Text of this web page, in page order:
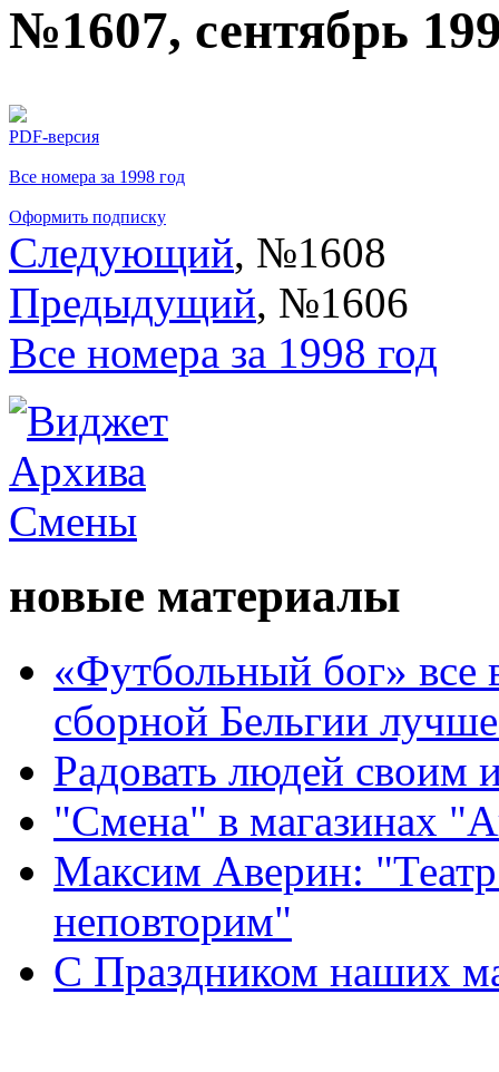
№1607, сентябрь
PDF-версия
Все номера за 1998 год
Оформить подписку
Следующий, №1608
Предыдущий, №1606
Все номера за 1998 год
новые материалы
«Футбольный бог» все
сборной Бельгии
Радовать людей своим
"Смена" в магазинах
Максим Аверин:
неповторим"
С Праздником наших